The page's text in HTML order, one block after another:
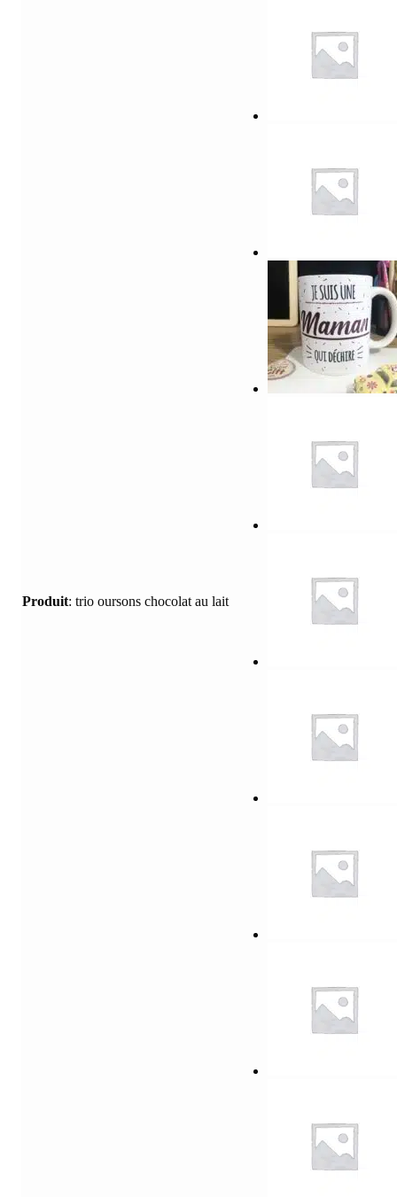
Produit: trio oursons chocolat au lait